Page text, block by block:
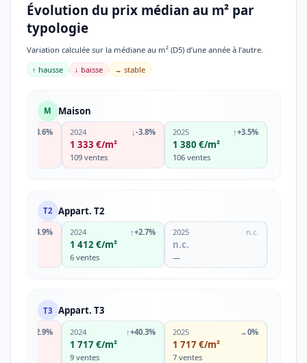
Évolution du prix médian au m² par
typologie
Variation calculée sur la médiane au m² (D5) d’une année à l’autre.
↑ hausse
↓ baisse → stable
M Maison
-3.6% 2024 ↓-3.8%
1 333 €/m²
109 ventes
2025 ↑+3.5%
1 380 €/m²
106 ventes
T2 Appart. T2
-4.9% 2024 ↑+2.7%
1 412 €/m²
6 ventes
2025 n.c.
n.c.
—
T3 Appart. T3
-2.9% 2024 ↑+40.3%
1 717 €/m²
9 ventes
2025 →0%
1 717 €/m²
7 ventes